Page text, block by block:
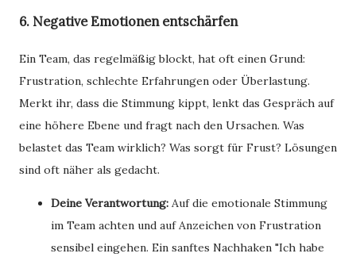
6. Negative Emotionen entschärfen
Ein Team, das regelmäßig blockt, hat oft einen Grund:
Frustration, schlechte Erfahrungen oder Überlastung.
Merkt ihr, dass die Stimmung kippt, lenkt das Gespräch auf
eine höhere Ebene und fragt nach den Ursachen. Was
belastet das Team wirklich? Was sorgt für Frust? Lösungen
sind oft näher als gedacht.
Deine Verantwortung: Auf die emotionale Stimmung
im Team achten und auf Anzeichen von Frustration
sensibel eingehen. Ein sanftes Nachhaken "Ich habe